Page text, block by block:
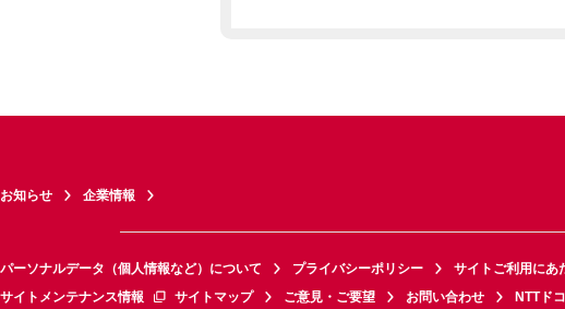
お知らせ 企業情報
パーソナルデータ（個人情報など）について プライバシーポリシー サイトご利用にあ
サイトメンテナンス情報
サイトマップ ご意見・ご要望 お問い合わせ NTTド